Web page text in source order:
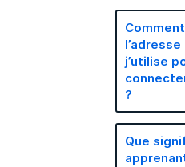
j’utilise
?
Que